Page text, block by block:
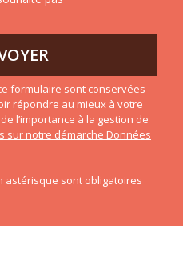
formulaire sont conservées
répondre au mieux à votre
l’importance à la gestion de
sur notre démarche Données
astérisque sont obligatoires